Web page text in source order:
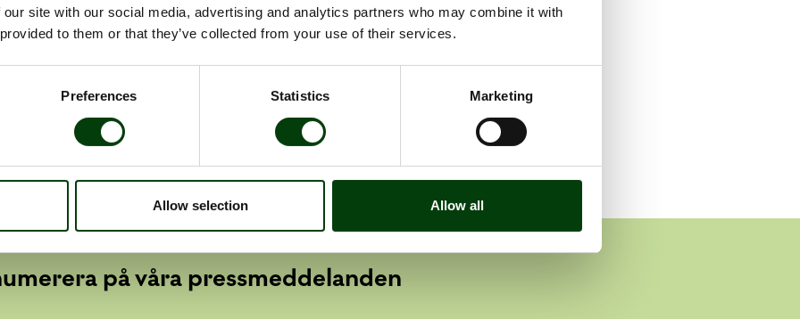
site with our social media, advertising and analytics partners who may combine it with
to them or that they’ve collected from your use of their services.
Preferences Statistics Marketing
Allow selection Allow all
Svensk Kollektivtrafik, Sveriges Bussföretag, Svenska
på våra pressmeddelanden